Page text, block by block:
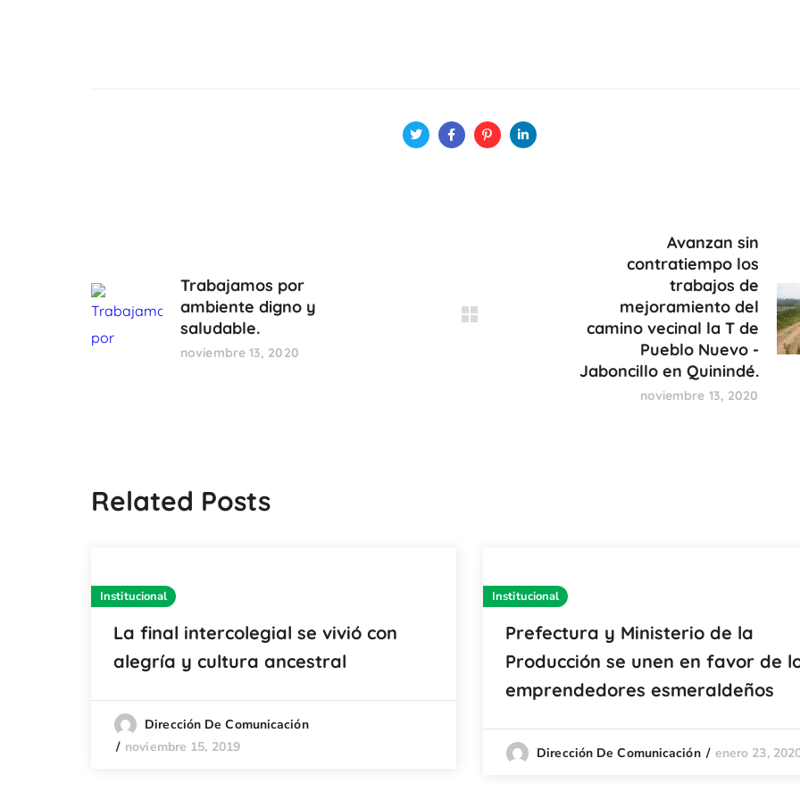
Trabajamos por
ambiente digno y
saludable.
noviembre 13, 2020
Avanzan sin
contratiempo los
trabajos de
mejoramiento del
camino vecinal la T de
Pueblo Nuevo -
Jaboncillo en Quinindé.
noviembre 13, 2020
Related Posts
Institucional
La final intercolegial se vivió con
alegría y cultura ancestral
Dirección De Comunicación
noviembre 15, 2019
Institucional
Prefectura y Ministerio de la
Producción se unen en favor de
emprendedores esmeraldeños
Dirección De Comunicación enero 23,